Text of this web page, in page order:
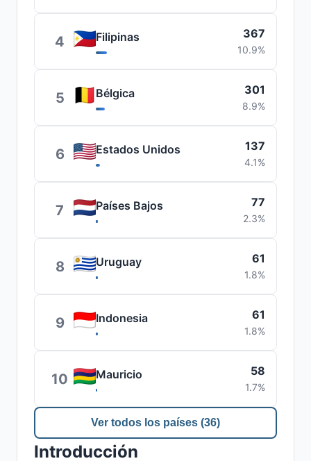
4 Filipinas 367
10.9%
5 Bélgica 301
8.9%
6 Estados Unidos 137
4.1%
7 Países Bajos 77
2.3%
8 Uruguay 61
1.8%
9 Indonesia 61
1.8%
10 Mauricio 58
1.7%
Ver todos los países (36)
Introducción